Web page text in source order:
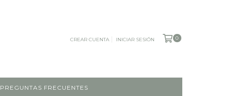
CREAR CUENTA INICIAR SESIÓN 0
PREGUNTAS FRECUENTES